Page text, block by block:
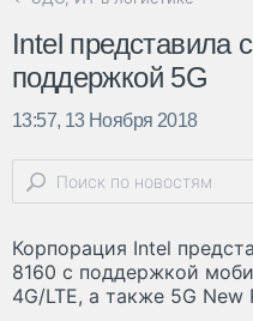
Intel представила
поддержкой 5G
13:57, 13 Ноября 2018
Корпорация Intel
8160 с поддержкой
4G/LTE, а также 5G New